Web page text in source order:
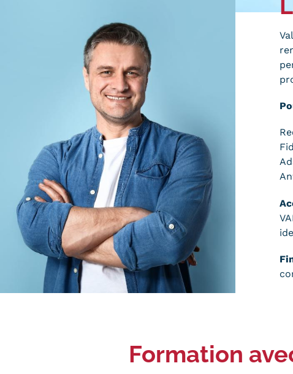
Quoi de neuf au Cnam BFC?
Actualités
Revue de presse
Contacts services
Formulaire de contact
Alternance
Validation
Validation
Validation
Menu
Mentions
obligatoires
Mentions légales RGPD CGU CGV Cookies
Formation